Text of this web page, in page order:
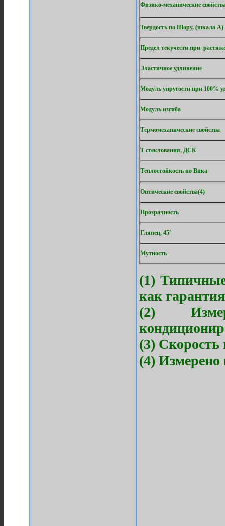
Физико-механические
Твердость по Шору, (шкала А)
Предел текучести при
Эластичное удлинение
Модуль упругости при 100%
Модуль изгиба
Термомеханические свойства
Т стеклования, ДСК
Теплостойкость по Вика
Оптические свойства(4)
Прозрачность
Глянец, 45°
Мутность
(1)
как
(2)
(3)
(4)